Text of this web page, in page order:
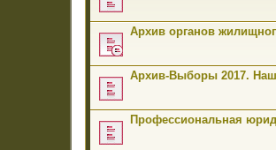
Архив органов
Архив-Выборы 2017.
Профессиональная